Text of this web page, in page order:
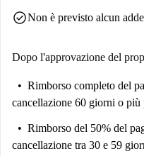
Dem Karl-Heine-Platz nelle
opportunità per vivere
check_circleNon è previsto alcun
Dopo l'approvazione del
Rimborso completo del
cancellazione 60 giorni o più
Rimborso del 50% del
cancellazione tra 30 e 59